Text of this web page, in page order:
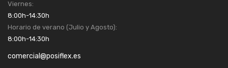
Viernes:
8:00h-14:30h
Horario de verano (Julio y Agosto):
8:00h-14:30h
comercial@posiflex.es